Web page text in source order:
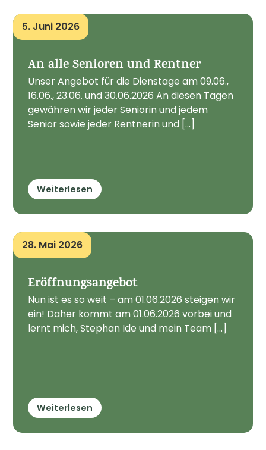
5. Juni 2026
An alle Senioren und Rentner
Unser Angebot für die Dienstage am 09.06.,
16.06., 23.06. und 30.06.2026 An diesen Tagen
gewähren wir jeder Seniorin und jedem
Senior sowie jeder Rentnerin und [...]
Weiterlesen
28. Mai 2026
Eröffnungsangebot
Nun ist es so weit – am 01.06.2026 steigen wir
ein! Daher kommt am 01.06.2026 vorbei und
lernt mich, Stephan Ide und mein Team [...]
Weiterlesen